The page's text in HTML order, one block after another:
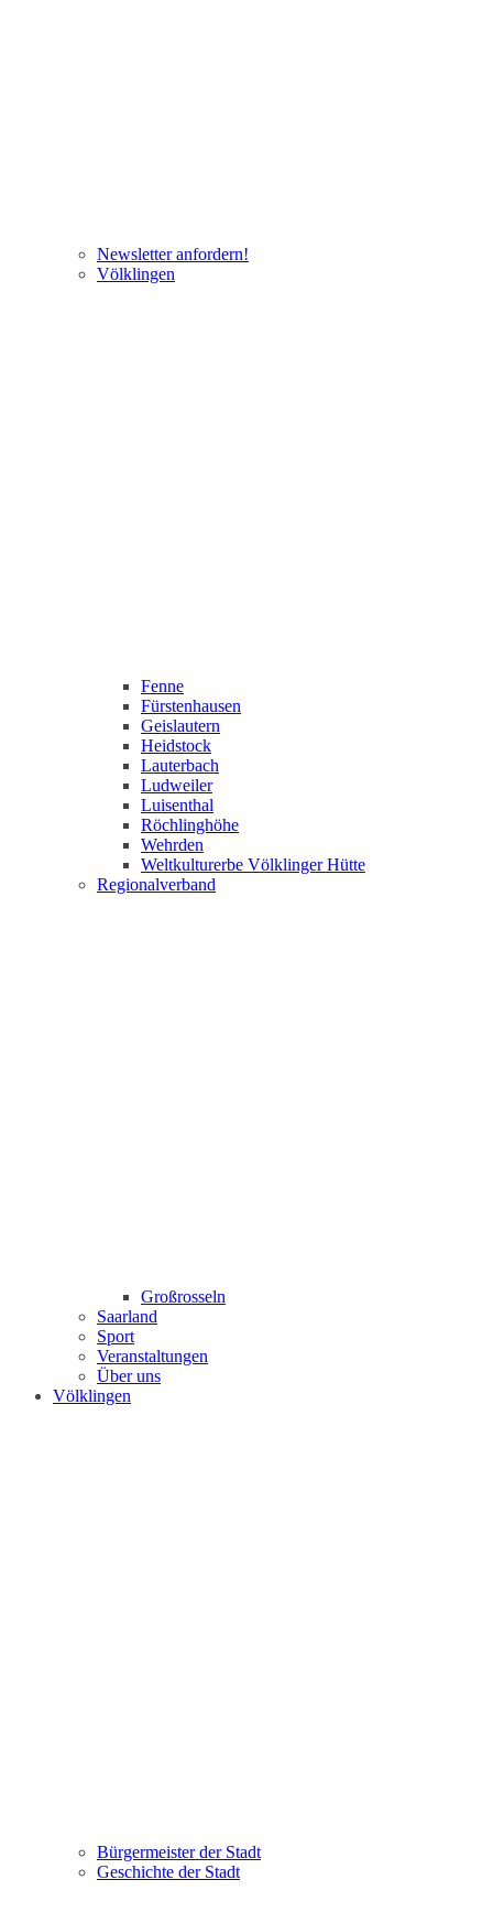
Newsletter anfordern!
Völklingen
Fenne
Fürstenhausen
Geislautern
Heidstock
Lauterbach
Ludweiler
Luisenthal
Röchlinghöhe
Wehrden
Weltkulturerbe Völklinger Hütte
Regionalverband
Großrosseln
Saarland
Sport
Veranstaltungen
Über uns
Völklingen
Bürgermeister der Stadt
Geschichte der Stadt